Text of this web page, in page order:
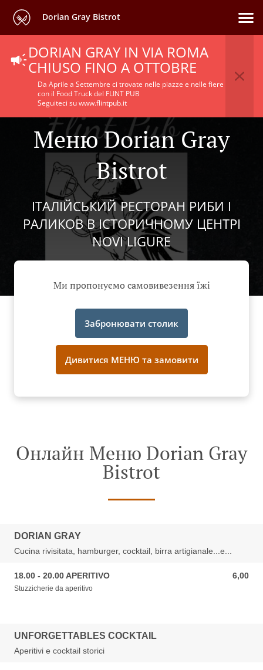
Dorian Gray Bistrot
DORIAN GRAY IN VIA ROMA
CHIUSO FINO A OTTOBRE
Da Aprile a Settembre ci trovate nelle piazze e nelle fiere
con il Food Truck del FLINT PUB
Seguiteci su www.flintpub.it
Меню Dorian Gray
Bistrot
ІТАЛІЙСЬКИЙ РЕСТОРАН РИБИ І
РАЛИКОВ В ІСТОРИЧНОМУ ЦЕНТРІ
NOVI LIGURE
Ми пропонуємо самовивезення їжі
Забронювати столик
Дивитися МЕНЮ та замовити
Онлайн Меню Dorian Gray
Bistrot
DORIAN GRAY
Cucina rivisitata, hamburger, cocktail, birra artigianale...e...
18.00 - 20.00 APERITIVO 6,00
6,00 EUR
Stuzzicherie da aperitivo
UNFORGETTABLES COCKTAIL
Aperitivi e cocktail storici